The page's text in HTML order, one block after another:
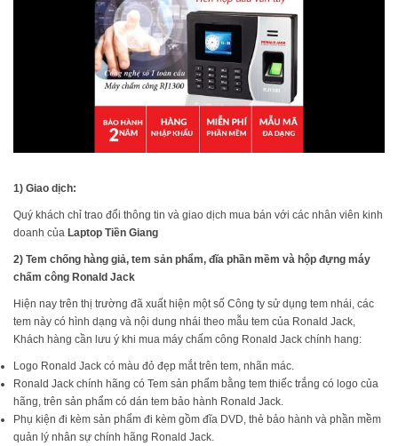
1) Giao dịch:
Quý khách chỉ trao đổi thông tin và giao dịch mua bán với các nhân viên kinh
doanh của Laptop Tiền Giang
2) Tem chống hàng giả, tem sản phẩm, đĩa phần mềm và hộp đựng máy
chấm công Ronald Jack
Hiện nay trên thị trường đã xuất hiện một số Công ty sử dụng tem nhái, các
tem này có hình dạng và nội dung nhái theo mẫu tem của Ronald Jack,
Khách hàng cần lưu ý khi mua máy chấm công Ronald Jack chính hang:
Logo Ronald Jack có màu đỏ đẹp mắt trên tem, nhãn mác.
Ronald Jack chính hãng có Tem sản phẩm bằng tem thiếc trắng có logo của
hãng, trên sản phẩm có dán tem bảo hành Ronald Jack.
Phụ kiện đi kèm sản phẩm đi kèm gồm đĩa DVD, thẻ bảo hành và phần mềm
quản lý nhân sự chính hãng Ronald Jack.